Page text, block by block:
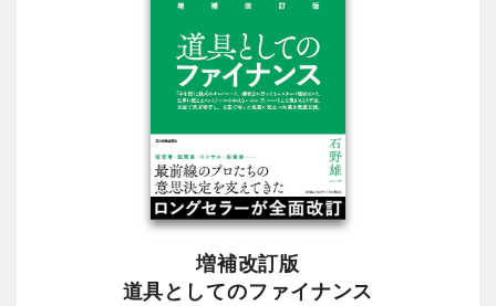
増補改訂版
道具としてのファイナンス